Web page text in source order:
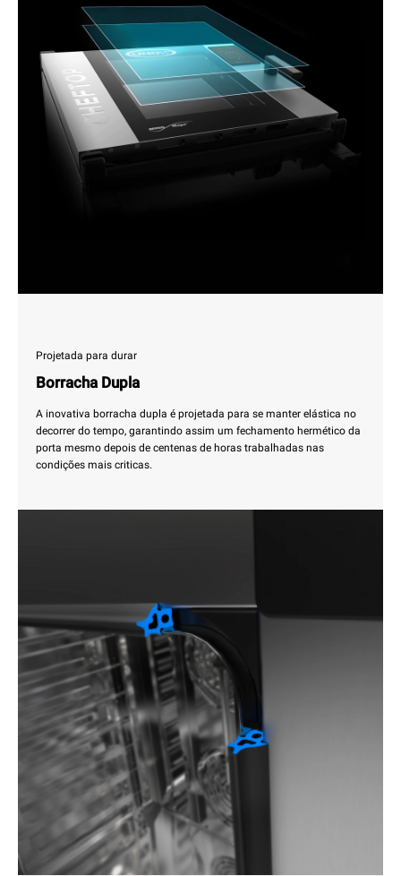
Projetada para durar
Borracha Dupla
A inovativa borracha dupla é projetada para se manter elástica no
decorrer do tempo, garantindo assim um fechamento hermético da
porta mesmo depois de centenas de horas trabalhadas nas
condições mais criticas.